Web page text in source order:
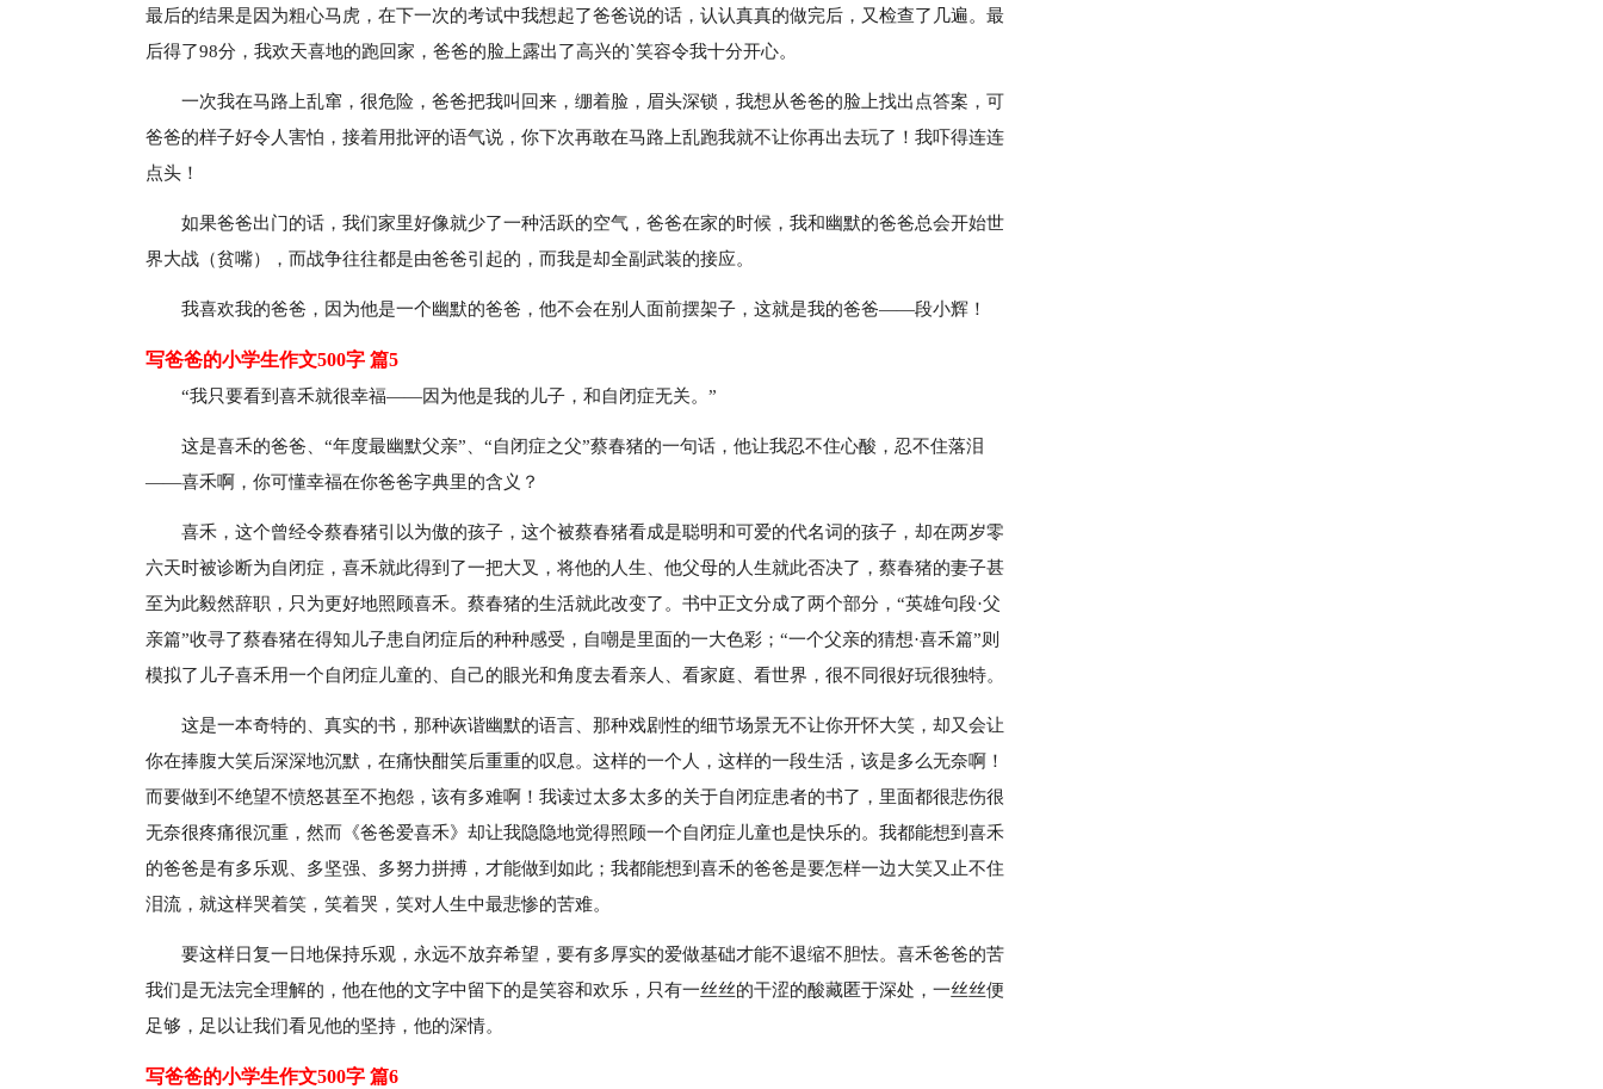
最后的结果是因为粗心马虎，在下一次的考试中我想起了爸爸说的话，认认真真的做完后，又检查了几遍。最
后得了98分，我欢天喜地的跑回家，爸爸的脸上露出了高兴的`笑容令我十分开心。
一次我在马路上乱窜，很危险，爸爸把我叫回来，绷着脸，眉头深锁，我想从爸爸的脸上找出点答案，可
爸爸的样子好令人害怕，接着用批评的语气说，你下次再敢在马路上乱跑我就不让你再出去玩了！我吓得连连
点头！
如果爸爸出门的话，我们家里好像就少了一种活跃的空气，爸爸在家的时候，我和幽默的爸爸总会开始世
界大战（贫嘴），而战争往往都是由爸爸引起的，而我是却全副武装的接应。
我喜欢我的爸爸，因为他是一个幽默的爸爸，他不会在别人面前摆架子，这就是我的爸爸——段小辉！
写爸爸的小学生作文500字 篇5
“我只要看到喜禾就很幸福——因为他是我的儿子，和自闭症无关。”
这是喜禾的爸爸、“年度最幽默父亲”、“自闭症之父”蔡春猪的一句话，他让我忍不住心酸，忍不住落泪
——喜禾啊，你可懂幸福在你爸爸字典里的含义？
喜禾，这个曾经令蔡春猪引以为傲的孩子，这个被蔡春猪看成是聪明和可爱的代名词的孩子，却在两岁零
六天时被诊断为自闭症，喜禾就此得到了一把大叉，将他的人生、他父母的人生就此否决了，蔡春猪的妻子甚
至为此毅然辞职，只为更好地照顾喜禾。蔡春猪的生活就此改变了。书中正文分成了两个部分，“英雄句段·父
亲篇”收寻了蔡春猪在得知儿子患自闭症后的种种感受，自嘲是里面的一大色彩；“一个父亲的猜想·喜禾篇”则
模拟了儿子喜禾用一个自闭症儿童的、自己的眼光和角度去看亲人、看家庭、看世界，很不同很好玩很独特。
这是一本奇特的、真实的书，那种诙谐幽默的语言、那种戏剧性的细节场景无不让你开怀大笑，却又会让
你在捧腹大笑后深深地沉默，在痛快酣笑后重重的叹息。这样的一个人，这样的一段生活，该是多么无奈啊！
而要做到不绝望不愤怒甚至不抱怨，该有多难啊！我读过太多太多的关于自闭症患者的书了，里面都很悲伤很
无奈很疼痛很沉重，然而《爸爸爱喜禾》却让我隐隐地觉得照顾一个自闭症儿童也是快乐的。我都能想到喜禾
的爸爸是有多乐观、多坚强、多努力拼搏，才能做到如此；我都能想到喜禾的爸爸是要怎样一边大笑又止不住
泪流，就这样哭着笑，笑着哭，笑对人生中最悲惨的苦难。
要这样日复一日地保持乐观，永远不放弃希望，要有多厚实的爱做基础才能不退缩不胆怯。喜禾爸爸的苦
我们是无法完全理解的，他在他的文字中留下的是笑容和欢乐，只有一丝丝的干涩的酸藏匿于深处，一丝丝便
足够，足以让我们看见他的坚持，他的深情。
写爸爸的小学生作文500字 篇6